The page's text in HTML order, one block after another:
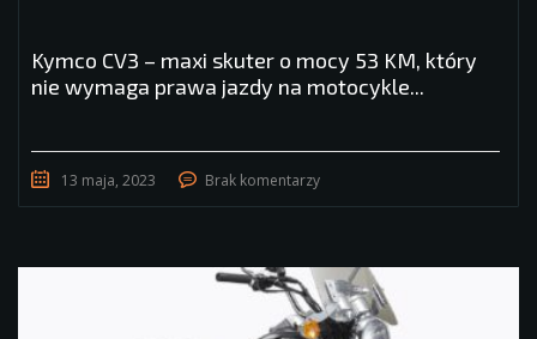
Kymco CV3 – maxi skuter o mocy 53 KM, który
nie wymaga prawa jazdy na motocykle...
13 maja, 2023 Brak komentarzy